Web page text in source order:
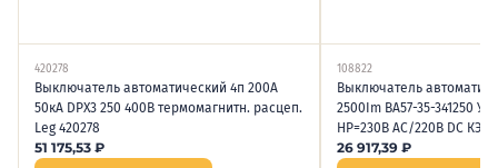
420278
Выключатель автоматический 4п 200А
50кА DPX3 250 400В термомагнитн. расцеп.
Leg 420278
51 175,53 ₽
108822
Выключатель
2500Im ВА57-35-341250
НР=230В AC/220В DC
26 917,39 ₽